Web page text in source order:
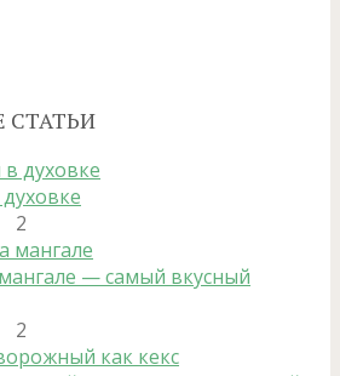
СТАТЬИ
2
— самый вкусный
2